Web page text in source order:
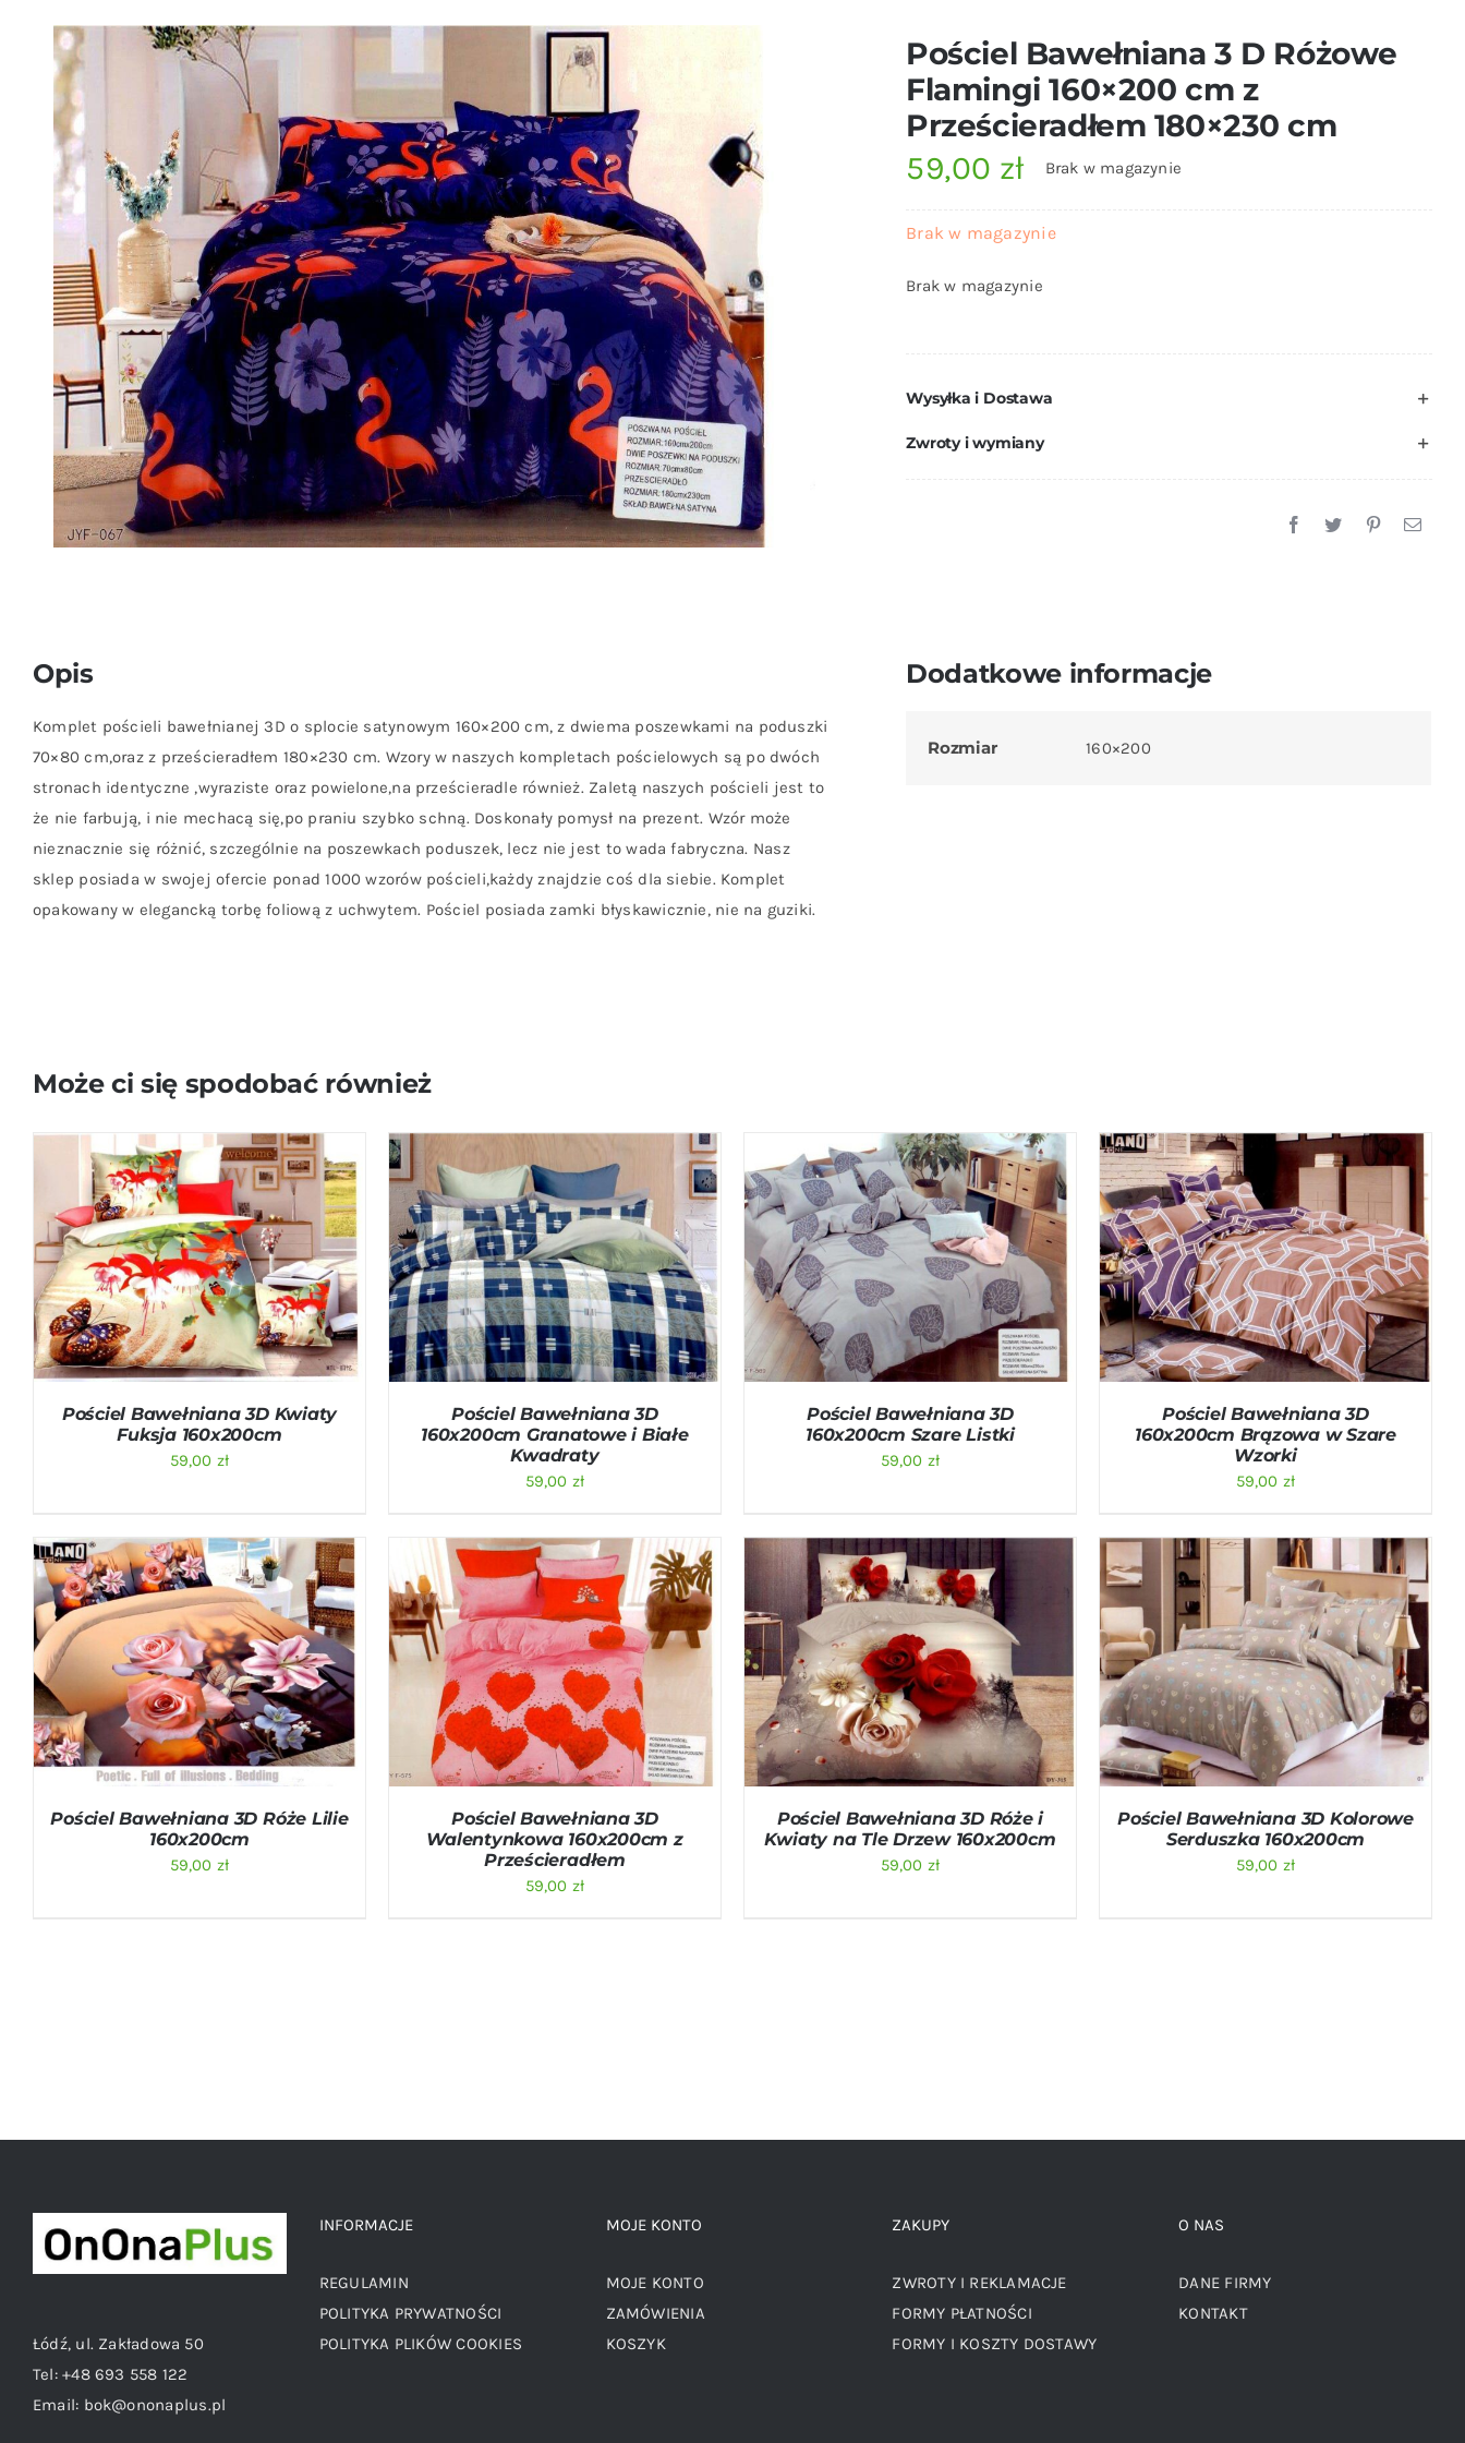
Pościel Bawełniana 3 D Różowe
Flamingi 160×200 cm z
Prześcieradłem 180×230 cm
59,00 zł Brak w magazynie
Brak w magazynie
Brak w magazynie
Wysyłka i Dostawa
Zwroty i wymiany
Opis
Komplet pościeli bawełnianej 3D o splocie satynowym 160×200 cm, z dwiema poszewkami na poduszki
70×80 cm,oraz z prześcieradłem 180×230 cm. Wzory w naszych kompletach pościelowych są po dwóch
stronach identyczne ,wyraziste oraz powielone,na prześcieradle również. Zaletą naszych pościeli jest to
że nie farbują, i nie mechacą się,po praniu szybko schną. Doskonały pomysł na prezent. Wzór może
nieznacznie się różnić, szczególnie na poszewkach poduszek, lecz nie jest to wada fabryczna. Nasz
sklep posiada w swojej ofercie ponad 1000 wzorów pościeli,każdy znajdzie coś dla siebie. Komplet
opakowany w elegancką torbę foliową z uchwytem. Pościel posiada zamki błyskawicznie, nie na guziki.
Dodatkowe informacje
Rozmiar 160×200
Może ci się spodobać również
DODAJ DO KOSZYKA / QUICK VIEW
Pościel Bawełniana 3D Kwiaty
Fuksja 160x200cm
59,00 zł
DODAJ DO KOSZYKA / QUICK VIEW
Pościel Bawełniana 3D
160x200cm Granatowe i Białe
Kwadraty
59,00 zł
DODAJ DO KOSZYKA / QUICK VIEW
Pościel Bawełniana 3D
160x200cm Szare Listki
59,00 zł
DODAJ DO KOSZYKA / QUICK VIEW
Pościel Bawełniana 3D
160x200cm Brązowa w Szare
Wzorki
59,00 zł
DODAJ DO KOSZYKA / QUICK VIEW
Pościel Bawełniana 3D Róże Lilie
160x200cm
59,00 zł
DODAJ DO KOSZYKA / QUICK VIEW
Pościel Bawełniana 3D
Walentynkowa 160x200cm z
Prześcieradłem
59,00 zł
DODAJ DO KOSZYKA / QUICK VIEW
Pościel Bawełniana 3D Róże i
Kwiaty na Tle Drzew 160x200cm
59,00 zł
DODAJ DO KOSZYKA / QUICK VIEW
Pościel Bawełniana 3D Kolorowe
Serduszka 160x200cm
59,00 zł
Łódź, ul. Zakładowa 50
Tel:+48 693 558 122
Email: bok@ononaplus.pl
INFORMACJE
REGULAMIN
POLITYKA PRYWATNOŚCI
POLITYKA PLIKÓW COOKIES
MOJE KONTO
MOJE KONTO
ZAMÓWIENIA
KOSZYK
ZAKUPY
ZWROTY I REKLAMACJE
FORMY PŁATNOŚCI
FORMY I KOSZTY DOSTAWY
O NAS
DANE FIRMY
KONTAKT